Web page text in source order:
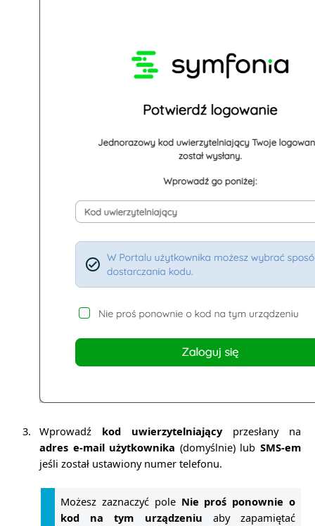
3. Wprowadź kod uwierzytelniającyprzesłany na
adres e-mail użytkownika (domyślnie) lubSMS-em
jeśli został ustawiony numer telefonu.
Możesz zaznaczyć pole Nie proś ponownie o
kod na tym urządzeniu aby zapamiętać